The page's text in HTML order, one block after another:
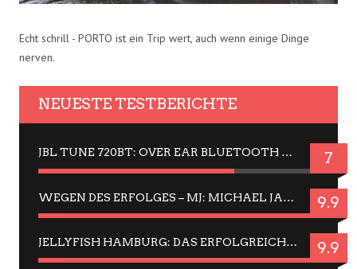
Echt schrill - PORTO ist ein Trip wert, auch wenn einige Dinge
nerven.
NEUESTE TESTBERICHTE
JBL TUNE 720BT: OVER EAR BLUETOOTH KOPFHÖRER UM DIE 50,-€ IM DAUER-TEST 7
WEGEN DES ERFOLGES – MJ: MICHAEL JACKSON MUSICAL IN EINER MATINEE SEHEN 9.9
JELLYFISH HAMBURG: DAS ERFOLGREICHE SOMMER-MENÜ 2025 IN GEFÜHLEN UND BILDERN 9.9